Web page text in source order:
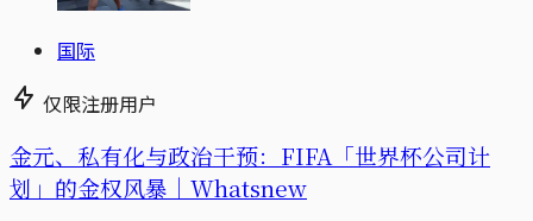
国际
仅限注册用户
金元、私有化与政治干预：FIFA「世界杯公司计
划」的金权风暴｜Whatsnew